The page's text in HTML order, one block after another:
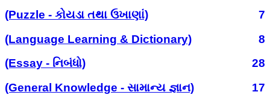
(Puzzle - કોયડા તથા ઉખાણાં)
7
(Language Learning & Dictionary)
8
(Essay - નિબંધો)
28
(General Knowledge - સામાન્ય જ્ઞાન)
17